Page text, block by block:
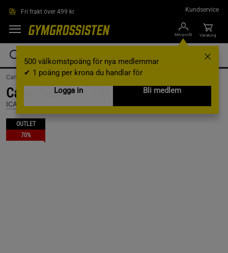
Fri frakt över 499 kr Kundservice
Min profil
500 välkomstpoäng för nya medlemmar
✔ 1 poäng per krona du handlar för
Logga in
Bli medlem
Varukorg
Campaigns / Outlet / Outlet kläder / Träningskläder Dam
Camo Seamless Tights, Light Teal, XS
ICANIWILL
OUTLET
70%